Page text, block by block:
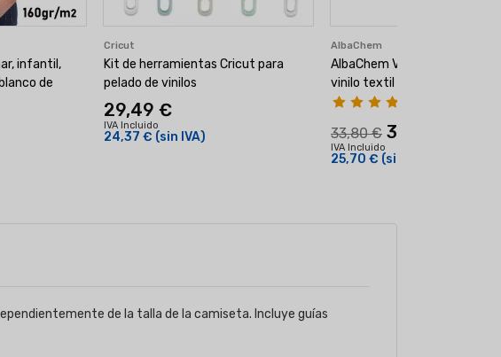
infantil,
de
Cricut
Kit de herramientas Cricut para
pelado de vinilos
29,49 €
IVA Incluido
24,37 € (sin IVA)
AlbaChem
AlbaChem VLR, Líquido para
vinilo textil y DTF (591ml)
33,80 € 31,10 €
IVA Incluido
25,70 € (sin IVA)
de la talla de la camiseta. Incluye guías